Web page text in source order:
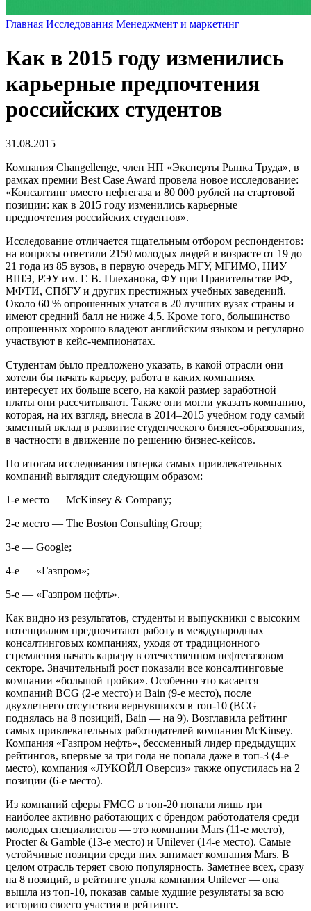
Главная Исследования Менеджмент и маркетинг
Как в 2015 году изменились
карьерные предпочтения
российских студентов
31.08.2015
Компания Changellenge, член НП «Эксперты Рынка Труда», в
рамках премии Best Case Award провела новое исследование:
«Консалтинг вместо нефтегаза и 80 000 рублей на стартовой
позиции: как в 2015 году изменились карьерные
предпочтения российских студентов».
Исследование отличается тщательным отбором респондентов:
на вопросы ответили 2150 молодых людей в возрасте от 19 до
21 года из 85 вузов, в первую очередь МГУ, МГИМО, НИУ
ВШЭ, РЭУ им. Г. В. Плеханова, ФУ при Правительстве РФ,
МФТИ, СПбГУ и других престижных учебных заведений.
Около 60 % опрошенных учатся в 20 лучших вузах страны и
имеют средний балл не ниже 4,5. Кроме того, большинство
опрошенных хорошо владеют английским языком и регулярно
участвуют в кейс-чемпионатах.
Студентам было предложено указать, в какой отрасли они
хотели бы начать карьеру, работа в каких компаниях
интересует их больше всего, на какой размер заработной
платы они рассчитывают. Также они могли указать компанию,
которая, на их взгляд, внесла в 2014–2015 учебном году самый
заметный вклад в развитие студенческого бизнес-образования,
в частности в движение по решению бизнес-кейсов.
По итогам исследования пятерка самых привлекательных
компаний выглядит следующим образом:
1-е место — McKinsey & Company;
2-е место — The Boston Consulting Group;
3-е — Google;
4-е — «Газпром»;
5-е — «Газпром нефть».
Как видно из результатов, студенты и выпускники с высоким
потенциалом предпочитают работу в международных
консалтинговых компаниях, уходя от традиционного
стремления начать карьеру в отечественном нефтегазовом
секторе. Значительный рост показали все консалтинговые
компании «большой тройки». Особенно это касается
компаний BCG (2-е место) и Bain (9-е место), после
двухлетнего отсутствия вернувшихся в топ-10 (BCG
поднялась на 8 позиций, Bain — на 9). Возглавила рейтинг
самых привлекательных работодателей компания McKinsey.
Компания «Газпром нефть», бессменный лидер предыдущих
рейтингов, впервые за три года не попала даже в топ-3 (4-е
место), компания «ЛУКОЙЛ Оверсиз» также опустилась на 2
позиции (6-е место).
Из компаний сферы FMCG в топ-20 попали лишь три
наиболее активно работающих с брендом работодателя среди
молодых специалистов — это компании Mars (11-е место),
Procter & Gamble (13-е место) и Unilever (14-е место). Самые
устойчивые позиции среди них занимает компания Mars. В
целом отрасль теряет свою популярность. Заметнее всех, сразу
на 8 позиций, в рейтинге упала компания Unilever — она
вышла из топ-10, показав самые худшие результаты за всю
историю своего участия в рейтинге.